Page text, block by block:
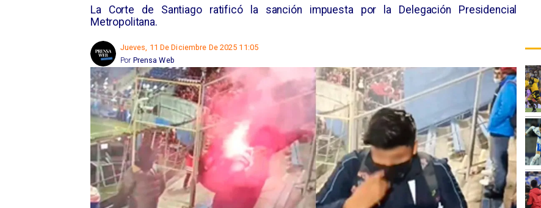
La Corte de Santiago ratificó la sanción impuesta por la Delegación Presidencial
Metropolitana.
Jueves, 11 De Diciembre De 2025 11:05
Prensa Web
Por